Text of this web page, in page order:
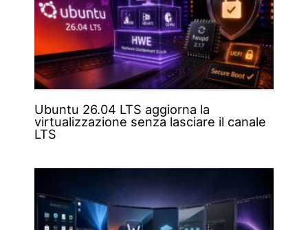
Ubuntu 26.04 LTS aggiorna la
virtualizzazione senza lasciare il canale
LTS